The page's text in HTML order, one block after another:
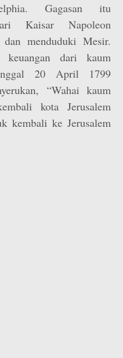
Gagasan itu
Kaisar Napoleon
menduduki Mesir.
keuangan dari kaum
20 April 1799
“Wahai kaum
kota Jerusalem
kembali ke Jerusalem